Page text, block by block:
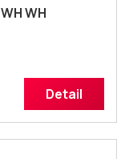
WH
Detail